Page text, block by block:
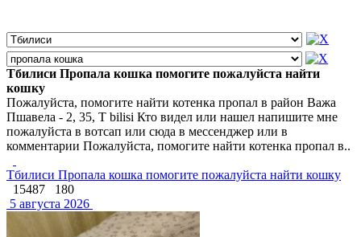
Тбилиси Пропала кошка помогите пожалуйста найти
кошку
Пожалуйста, помогите найти котенка пропал в район Важа
Пшавела - 2, 35, T bilisi Кто видел или нашел напишите мне
пожалуйста в вотсап или сюда в мессенджер или в
комментарии Пожалуйста, помогите найти котенка пропал в..
Тбилиси Пропала кошка помогите пожалуйста найти кошку
15487
180
5 августа 2026